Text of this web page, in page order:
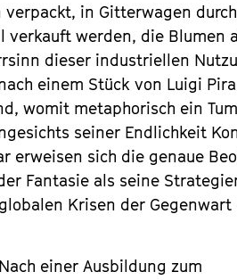
in Gitterwagen
werden, die Blumen
dieser industriellen
einem Stück von Luigi
womit metaphorisch ein
seiner Endlichkeit
erweisen sich die genaue
Fantasie als seine
Krisen der
einer Ausbildung zum